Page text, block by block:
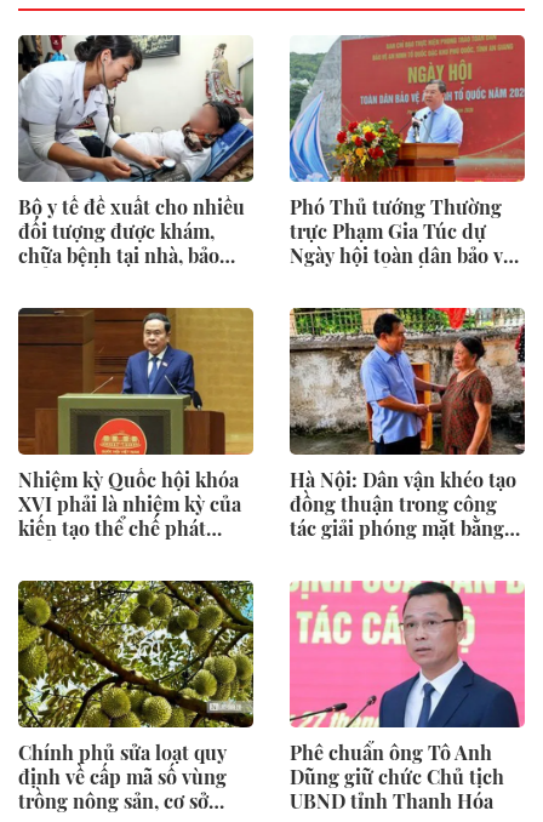
Bộ y tế đề xuất cho nhiều
đối tượng được khám,
chữa bệnh tại nhà, bảo
Phó Thủ tướng Thường
trực Phạm Gia Túc dự
Ngày hội toàn dân bảo vệ
khu Phú Quốc
Nhiệm kỳ Quốc hội khóa
XVI phải là nhiệm kỳ của
kiến tạo thể chế phát
Hà Nội: Dân vận khéo tạo
đồng thuận trong công
tác giải phóng mặt bằng
Chính phủ sửa loạt quy
định về cấp mã số vùng
trồng nông sản, cơ sở
Phê chuẩn ông Tô Anh
Dũng giữ chức Chủ tịch
UBND tỉnh Thanh Hóa